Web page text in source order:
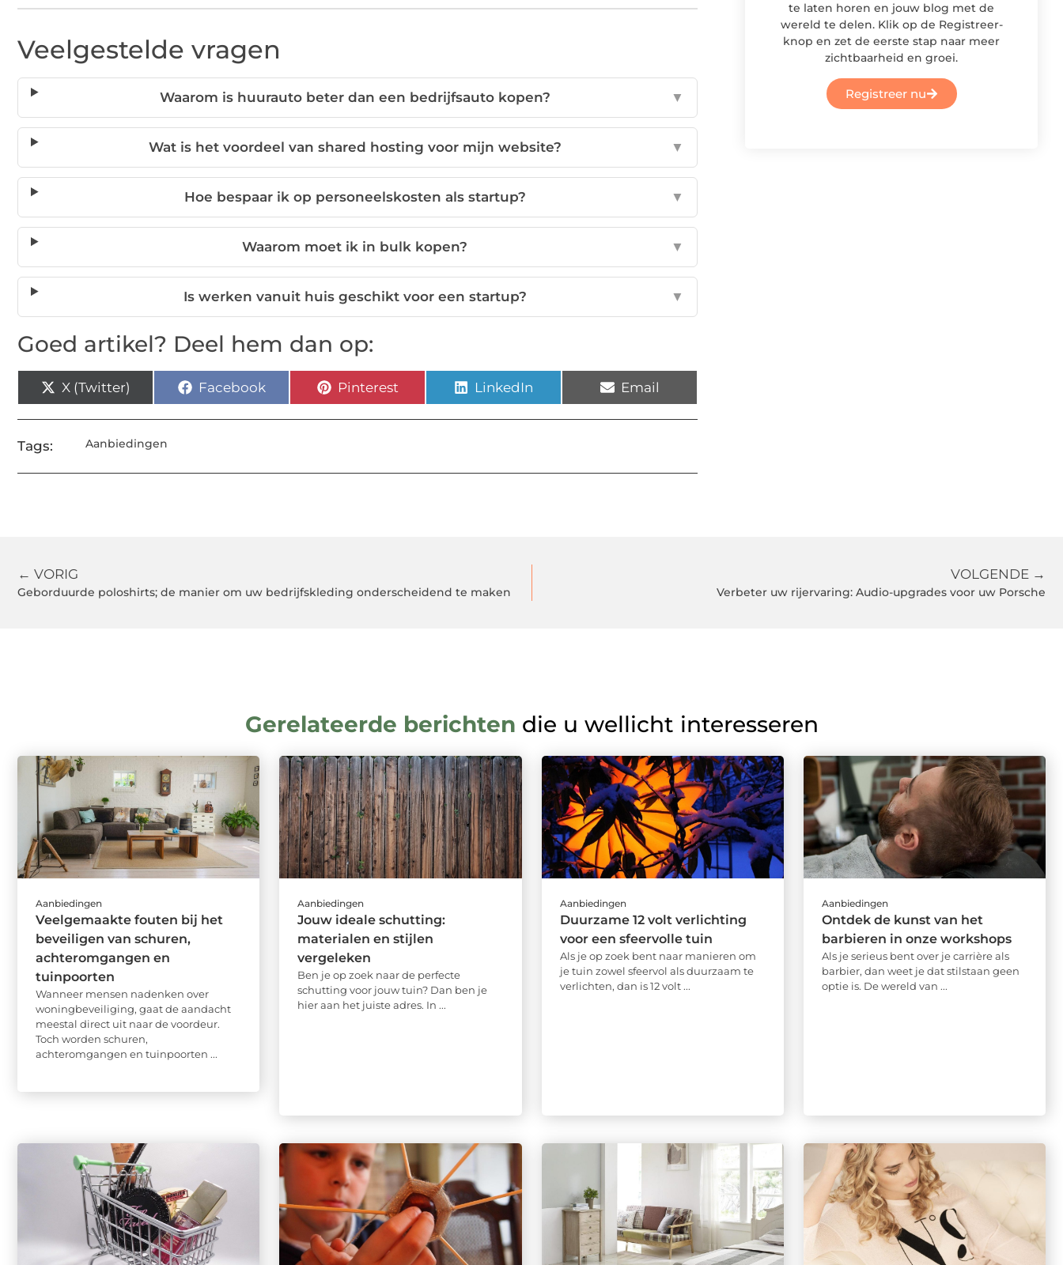
Veelgestelde vragen
Waarom is huurauto beter dan een bedrijfsauto kopen? ▼
Wat is het voordeel van shared hosting voor mijn website? ▼
Hoe bespaar ik op personeelskosten als startup? ▼
Waarom moet ik in bulk kopen? ▼
Is werken vanuit huis geschikt voor een startup? ▼
Goed artikel? Deel hem dan op:
X (Twitter) Facebook Pinterest LinkedIn Email
Tags: Aanbiedingen
te laten horen en jouw blog met de
wereld te delen. Klik op de Registreer-
knop en zet de eerste stap naar meer
zichtbaarheid en groei.
Registreer nu
← VORIG
Geborduurde poloshirts; de manier om uw bedrijfskleding onderscheidend te maken
VOLGENDE →
Verbeter uw rijervaring: Audio-upgrades voor uw Porsche
Gerelateerde berichten die u wellicht interesseren
Aanbiedingen
Veelgemaakte fouten bij het
beveiligen van schuren,
achteromgangen en
tuinpoorten
Wanneer mensen nadenken over
woningbeveiliging, gaat de aandacht
meestal direct uit naar de voordeur.
Toch worden schuren,
achteromgangen en tuinpoorten ...
Aanbiedingen
Jouw ideale schutting:
materialen en stijlen
vergeleken
Ben je op zoek naar de perfecte
schutting voor jouw tuin? Dan ben je
hier aan het juiste adres. In ...
Aanbiedingen
Duurzame 12 volt verlichting
voor een sfeervolle tuin
Als je op zoek bent naar manieren om
je tuin zowel sfeervol als duurzaam te
verlichten, dan is 12 volt ...
Aanbiedingen
Ontdek de kunst van het
barbieren in onze workshops
Als je serieus bent over je carrière als
barbier, dan weet je dat stilstaan geen
optie is. De wereld van ...